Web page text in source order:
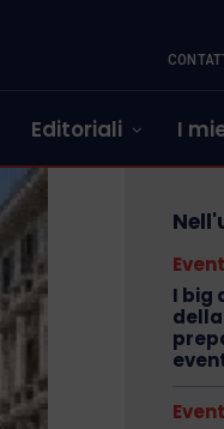
Editoriali I
I big